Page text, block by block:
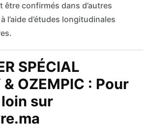
être confirmés dans d’autres
l’aide d’études longitudinales
SPÉCIAL
& OZEMPIC : Pour
sur